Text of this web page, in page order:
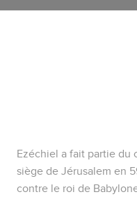
Ezéchiel a fait partie du
siège de Jérusalem en
contre le roi de